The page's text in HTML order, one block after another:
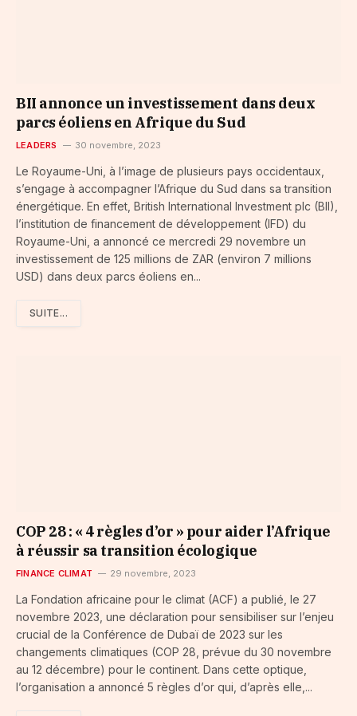
BII annonce un investissement dans deux
parcs éoliens en Afrique du Sud
LEADERS 30 novembre, 2023
Le Royaume-Uni, à l’image de plusieurs pays occidentaux,
s’engage à accompagner l’Afrique du Sud dans sa transition
énergétique. En effet, British International Investment plc (BII),
l’institution de financement de développement (IFD) du
Royaume-Uni, a annoncé ce mercredi 29 novembre un
investissement de 125 millions de ZAR (environ 7 millions
USD) dans deux parcs éoliens en...
SUITE...
COP 28 : « 4 règles d’or » pour aider l’Afrique
à réussir sa transition écologique
FINANCE CLIMAT 29 novembre, 2023
La Fondation africaine pour le climat (ACF) a publié, le 27
novembre 2023, une déclaration pour sensibiliser sur l’enjeu
crucial de la Conférence de Dubaï de 2023 sur les
changements climatiques (COP 28, prévue du 30 novembre
au 12 décembre) pour le continent. Dans cette optique,
l’organisation a annoncé 5 règles d’or qui, d’après elle,...